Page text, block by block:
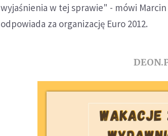
wyjaśnienia w tej sprawie" - mówi
odpowiada za organizację Euro 2012.